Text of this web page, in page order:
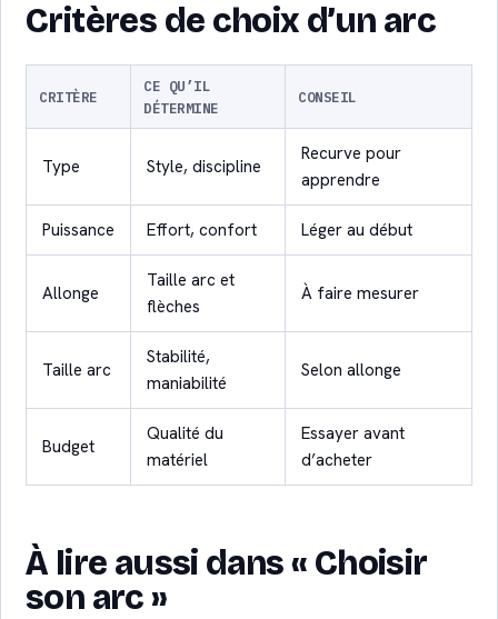
Critères de choix d’un arc
CRITÈRE
CE QU’IL
DÉTERMINE
CONSEIL
Type Style, discipline
Recurve pour
apprendre
Puissance Effort, confort Léger au début
Allonge
Taille arc et
flèches
À faire mesurer
Taille arc
Stabilité,
maniabilité
Selon allonge
Budget
Qualité du
matériel
Essayer avant
d’acheter
À lire aussi dans « Choisir
son arc »